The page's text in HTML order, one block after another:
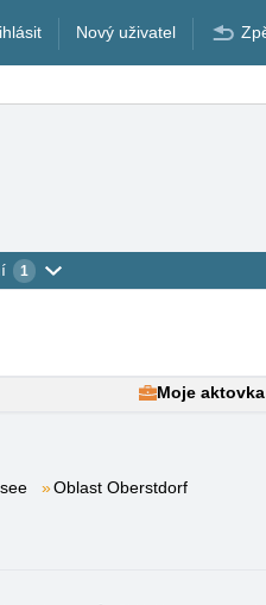
Nový uživatel
1
Moje aktovka
Oblast Oberstdorf